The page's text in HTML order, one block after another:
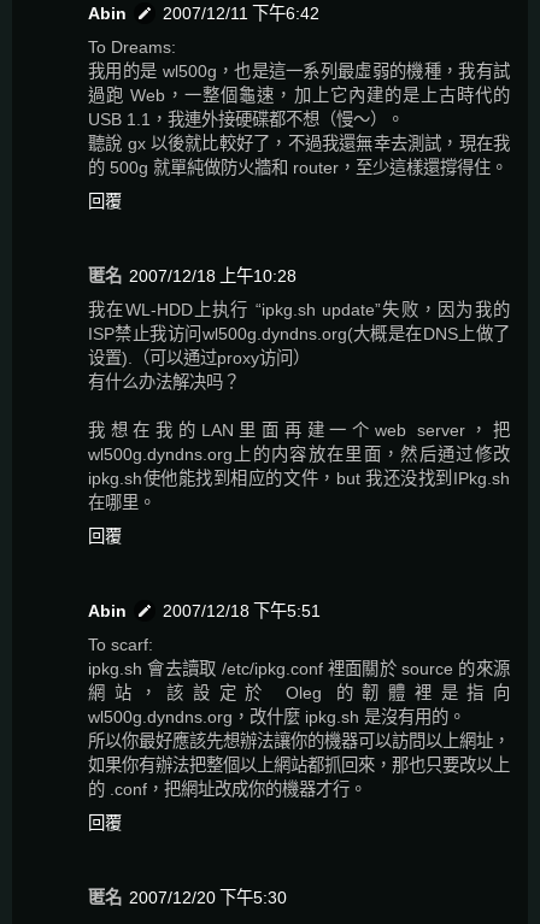
Abin
2007/12/11 下午6:42
To Dreams:
我用的是 wl500g，也是這一系列最虛弱的機種，我有試
過跑 Web，一整個龜速，加上它內建的是上古時代的
USB 1.1，我連外接硬碟都不想（慢～）。
聽說 gx 以後就比較好了，不過我還無幸去測試，現在我
的 500g 就單純做防火牆和 router，至少這樣還撐得住。
回覆
匿名 2007/12/18 上午10:28
我在WL-HDD上执行 “ipkg.sh update”失败，因为我的
ISP禁止我访问wl500g.dyndns.org(大概是在DNS上做了
设置).（可以通过proxy访问）
有什么办法解决吗？
我想在我的LAN里面再建一个web server，把
wl500g.dyndns.org上的内容放在里面，然后通过修改
ipkg.sh使他能找到相应的文件，but 我还没找到IPkg.sh
在哪里。
回覆
Abin
2007/12/18 下午5:51
To scarf:
ipkg.sh 會去讀取 /etc/ipkg.conf 裡面關於 source 的來源
網站，該設定於 Oleg 的韌體裡是指向
wl500g.dyndns.org，改什麼 ipkg.sh 是沒有用的。
所以你最好應該先想辦法讓你的機器可以訪問以上網址，
如果你有辦法把整個以上網站都抓回來，那也只要改以上
的 .conf，把網址改成你的機器才行。
回覆
匿名 2007/12/20 下午5:30